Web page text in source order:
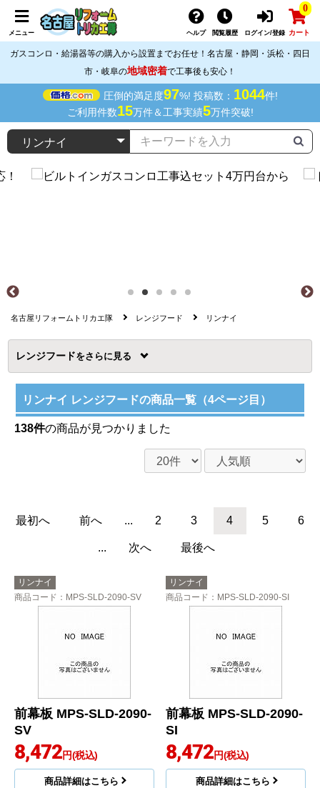
メニュー ヘルプ 閲覧履歴 ログイン/登録
0
カート
ガスコンロ・給湯器等の購入から設置までお任せ！名古屋・静岡・浜松・四日
市・岐阜の地域密着で工事後も安心！
圧倒的満足度97%! 投稿数： 1044件!
ご利用件数15万件＆工事実績5万件突破!
名古屋リフォームトリカエ隊 レンジフード リンナイ
レンジフードを
リンナイ レンジフードの商品一覧（4ページ目）
138件の商品が見つかりました
最初へ 前へ ... 2 3 4 5 6
... 次へ 最後へ
リンナイ
商品コード ：MPS-SLD-2090-SV
前幕板 MPS-SLD-2090-
SV
8,472円(税込)
商品詳細はこちら
リンナイ
商品コード ：MPS-SLD-2090-SI
前幕板 MPS-SLD-2090-
SI
8,472円(税込)
商品詳細はこちら